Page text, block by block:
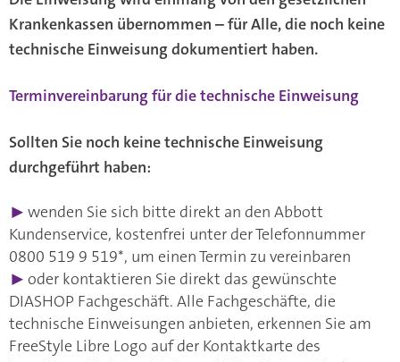
Krankenkassen übernommen – für Alle, die noch keine
technische Einweisung dokumentiert haben.
Terminvereinbarung für die technische Einweisung
Sollten Sie noch keine technische Einweisung
durchgeführt haben:
▶ wenden Sie sich bitte direkt an den Abbott
Kundenservice, kostenfrei unter der Telefonnummer
0800 519 9 519*, um einen Termin zu vereinbaren
▶ oder kontaktieren Sie direkt das gewünschte
DIASHOP Fachgeschäft. Alle Fachgeschäfte, die
technische Einweisungen anbieten, erkennen Sie am
FreeStyle Libre Logo auf der Kontaktkarte des